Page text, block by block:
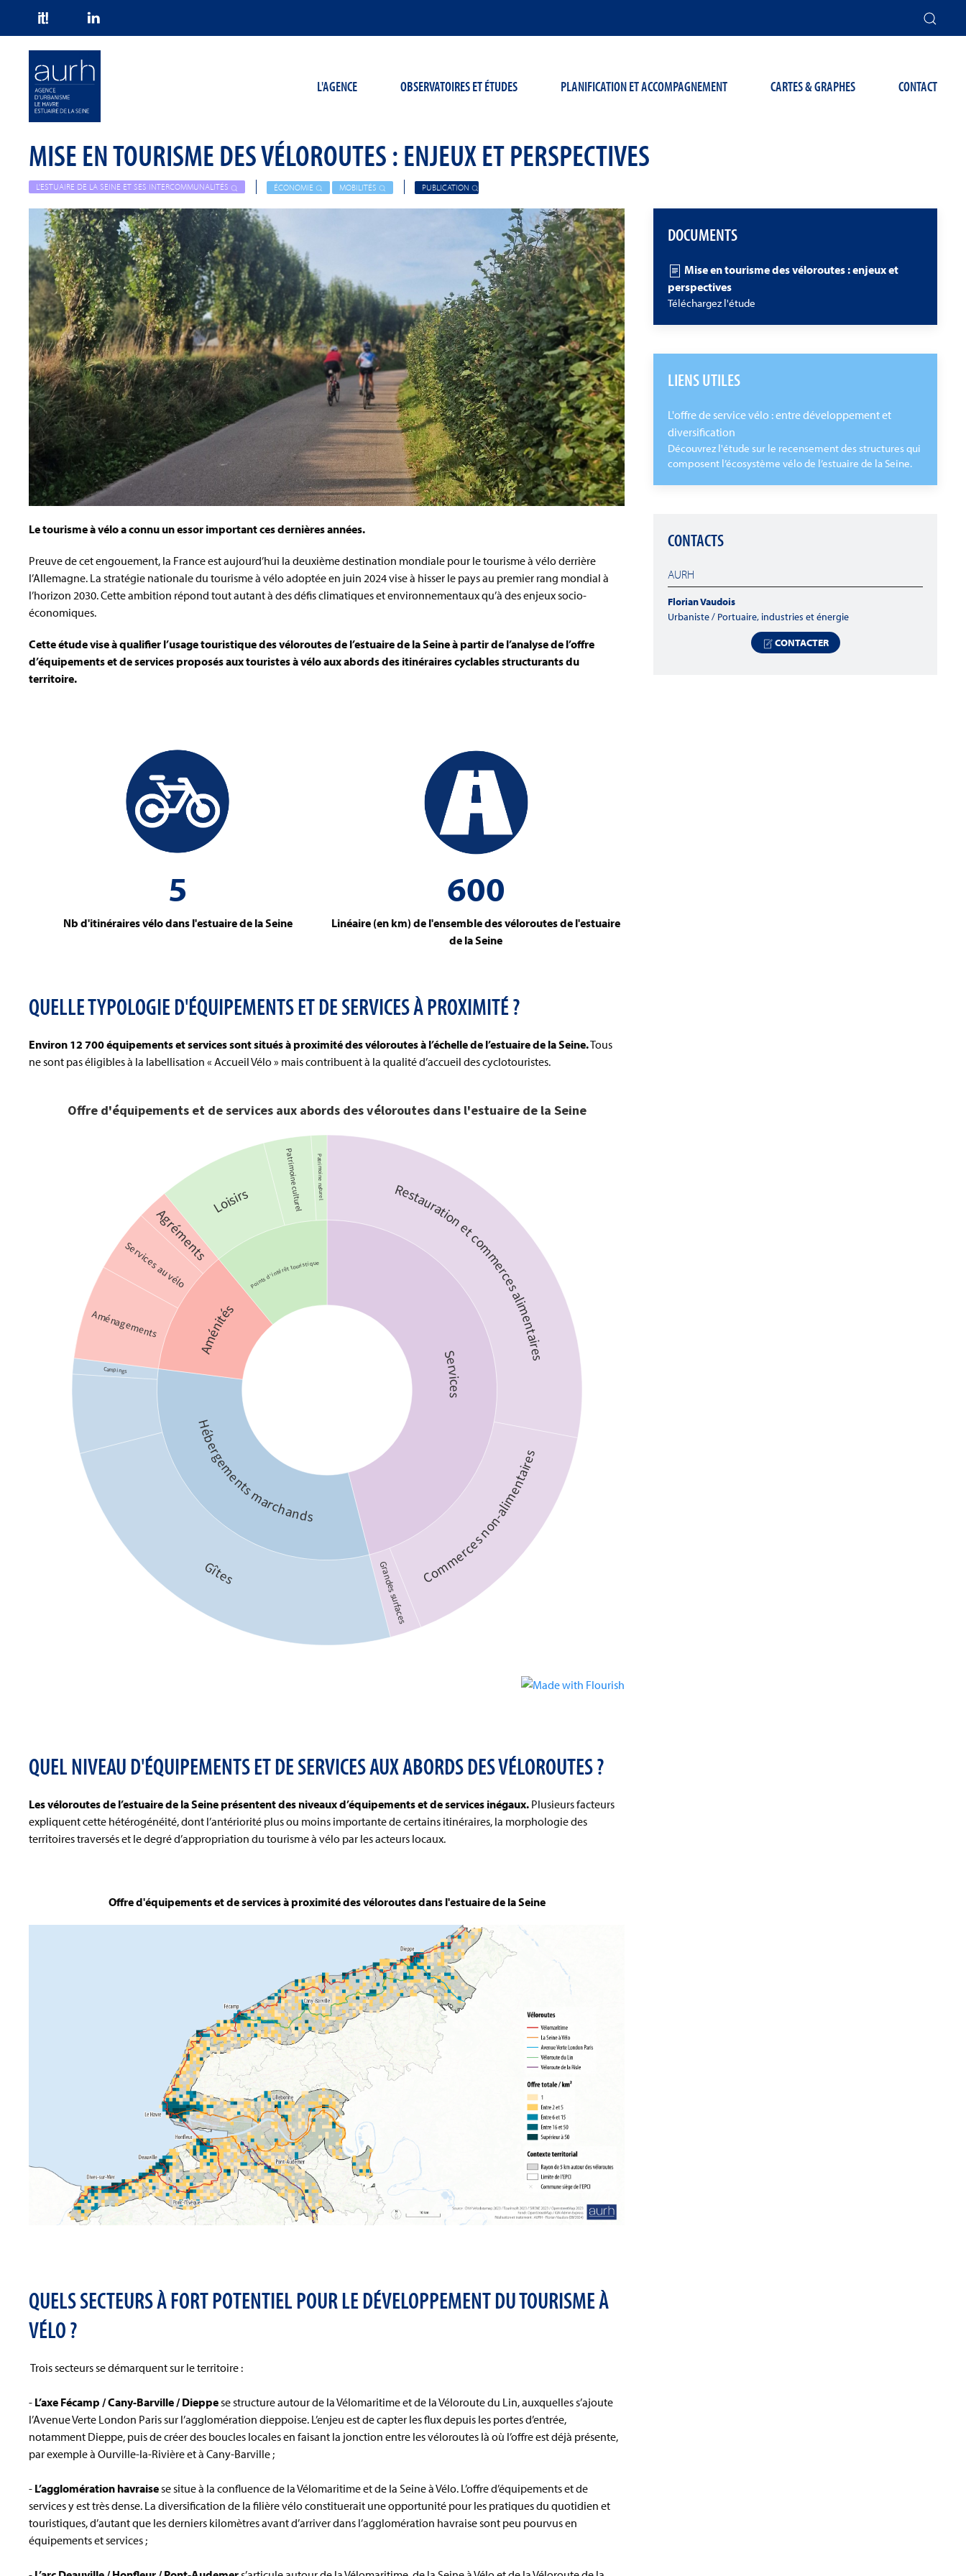
L'AGENCE OBSERVATOIRES ET ÉTUDES PLANIFICATION ET ACCOMPAGNEMENT CARTES & GRAPHES CONTACT
MISE EN TOURISME DES VÉLOROUTES : ENJEUX ET PERSPECTIVES
L'ESTUAIRE DE LA SEINE ET SES INTERCOMMUNALITÉS ÉCONOMIE MOBILITÉS PUBLICATION
Le tourisme à vélo a connu un essor important ces dernières années.
Preuve de cet engouement, la France est aujourd’hui la deuxième destination mondiale pour le tourisme à vélo derrière
l’Allemagne. La stratégie nationale du tourisme à vélo adoptée en juin 2024 vise à hisser le pays au premier rang mondial à
l’horizon 2030. Cette ambition répond tout autant à des défis climatiques et environnementaux qu’à des enjeux socio-
économiques.
Cette étude vise à qualifier l’usage touristique des véloroutes de l’estuaire de la Seine à partir de l’analyse de l’offre
d’équipements et de services proposés aux touristes à vélo aux abords des itinéraires cyclables structurants du
territoire.
5
Nb d'itinéraires vélo dans l'estuaire de la Seine
600
Linéaire (en km) de l'ensemble des véloroutes de l'estuaire
de la Seine
QUELLE TYPOLOGIE D'ÉQUIPEMENTS ET DE SERVICES À PROXIMITÉ ?
Environ 12 700 équipements et services sont situés à proximité des véloroutes à l’échelle de l’estuaire de la Seine.Tous
ne sont pas éligibles à la labellisation « Accueil Vélo » mais contribuent à la qualité d’accueil des cyclotouristes.
QUEL NIVEAU D'ÉQUIPEMENTS ET DE SERVICES AUX ABORDS DES VÉLOROUTES ?
Lesvéloroutes de l’estuaire de la Seine présentent des niveaux d’équipements et de services inégaux. Plusieurs facteurs
expliquent cette hétérogénéité, dont l’antériorité plus ou moins importante de certains itinéraires, la morphologie des
territoires traversés et le degré d’appropriation du tourisme à vélo par les acteurs locaux.
Offre d'équipements et de services à proximité des véloroutes dans l'estuaire de la Seine
QUELS SECTEURS À FORT POTENTIEL POUR LE DÉVELOPPEMENT DU TOURISME À
VÉLO ?
Trois secteurs se démarquent sur le territoire :
- L’axe Fécamp / Cany-Barville / Dieppese structure autour de la Vélomaritime et de la Véloroute du Lin, auxquelles s’ajoute
l’Avenue Verte London Paris sur l’agglomération dieppoise. L’enjeu est de capter les flux depuis les portes d’entrée,
notamment Dieppe, puis de créer des boucles locales en faisant la jonction entre les véloroutes là où l’offre est déjà présente,
par exemple à Ourville-la-Rivière et à Cany-Barville ;
- L’agglomération havraisese situe à la confluence de la Vélomaritime et de la Seine à Vélo. L’offre d’équipements et de
services y est très dense. La diversification de la filière vélo constituerait une opportunité pour les pratiques du quotidien et
touristiques, d’autant que les derniers kilomètres avant d’arriver dans l’agglomération havraise sont peu pourvus en
équipements et services ;
DOCUMENTS
Mise en tourisme des véloroutes : enjeux et
perspectives
Téléchargez l'étude
LIENS UTILES
L'offre de service vélo : entre développement et
diversification
Découvrez l'étude sur le recensement des structures qui
composent l’écosystème vélo de l’estuaire de la Seine.
CONTACTS
AURH
Florian Vaudois
Urbaniste / Portuaire, industries et énergie
CONTACTER